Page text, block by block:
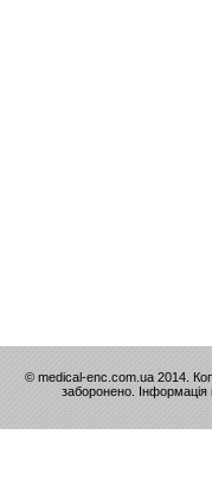
© medical-enc.com.ua 2014.
заборонено. Інформація